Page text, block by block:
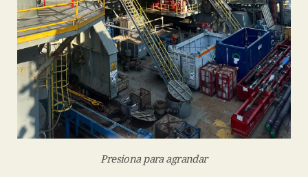
Presiona para agrandar